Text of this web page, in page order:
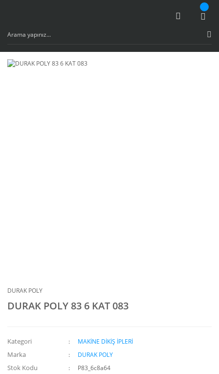
DURAK POLY
DURAK POLY 83 6 KAT 083
Kategori MAKİNE DİKİŞ İPLERİ
Marka DURAK POLY
Stok Kodu P83_6c8a64